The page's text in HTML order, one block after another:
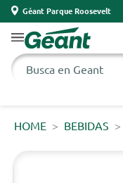
Géant Parque Roosevelt
HOME BEBIDAS